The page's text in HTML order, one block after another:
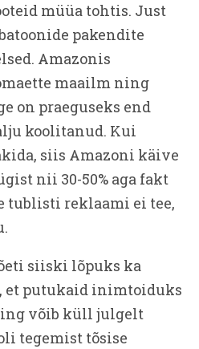
müüa tohtis. Just
pakendite
Amazonis
maailm ning
on praeguseks end
koolitanud. Kui
siis Amazoni käive
nii 30-50% aga fakt
tublisti reklaami ei tee,
siiski lõpuks ka
et putukaid inimtoiduks
võib küll julgelt
tegemist tõsise